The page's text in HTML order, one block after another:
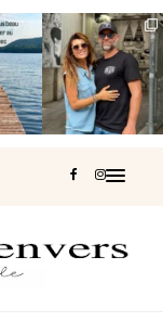
un
tu...
37
Montréal, une
très belle
surprise 🇨🇦
446